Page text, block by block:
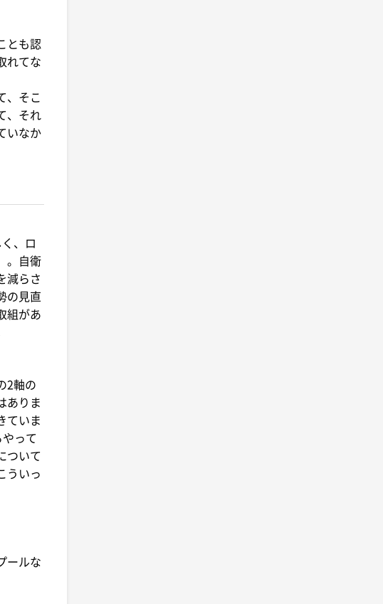
とも認
れてな
、そこ
、それ
いなか
、ロ
。自衛
減らさ
の見直
組があ
2軸の
ありま
ていま
って
ついて
ういっ
ールな